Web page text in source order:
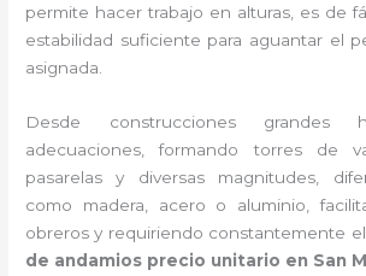
permite hacer trabajo en alturas, es de
estabilidad suficiente para aguantar el
asignada.
Desde construcciones grandes
adecuaciones, formando torres de
pasarelas y diversas magnitudes,
como madera, acero o aluminio,
obreros y requiriendo constantemente
de andamios precio unitario en San